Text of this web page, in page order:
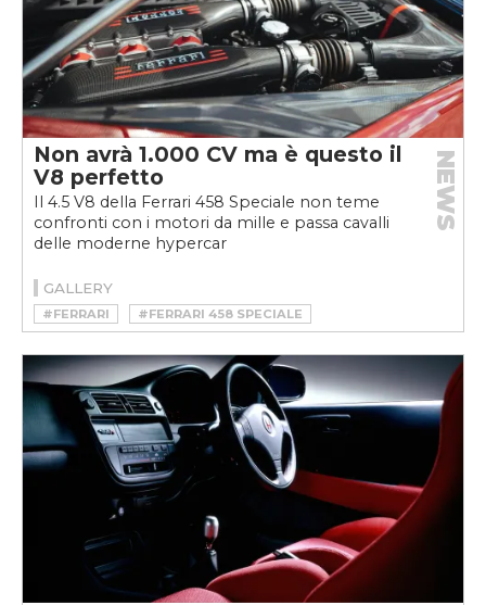
Non avrà 1.000 CV ma è questo il
V8 perfetto
Il 4.5 V8 della Ferrari 458 Speciale non teme
confronti con i motori da mille e passa cavalli
delle moderne hypercar
NEWS
GALLERY
#FERRARI #FERRARI 458 SPECIALE